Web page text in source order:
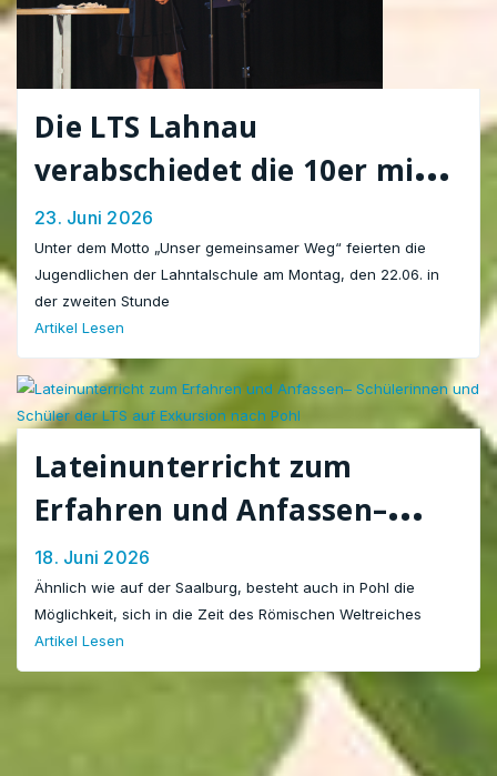
Die LTS Lahnau
verabschiedet die 10er mit
einem bewegenden
Gottesdienst
23. Juni 2026
Unter dem Motto „Unser gemeinsamer Weg“ feierten die
Jugendlichen der Lahntalschule am Montag, den 22.06. in
der zweiten Stunde
Artikel Lesen
Lateinunterricht zum
Erfahren und Anfassen–
Schülerinnen und Schüler
der LTS auf Exkursion nach
Pohl
18. Juni 2026
Ähnlich wie auf der Saalburg, besteht auch in Pohl die
Möglichkeit, sich in die Zeit des Römischen Weltreiches
Artikel Lesen